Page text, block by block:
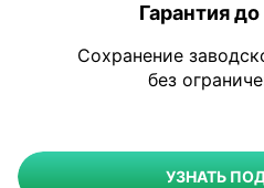
Гарантия
Сохранение
без
УЗНАТЬ